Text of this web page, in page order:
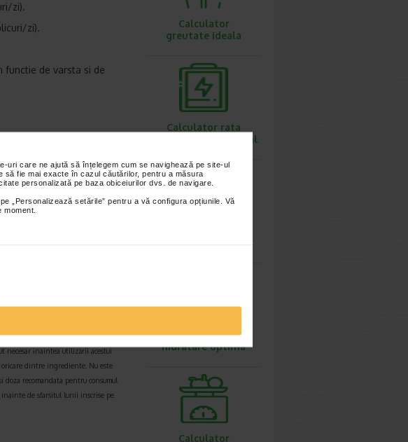
uri care ne ajută să înțelegem cum se navighează pe site-ul
fie mai exacte în cazul căutărilor, pentru a măsura
personalizată pe baza obiceiurilor dvs. de navigare.
„Personalizează setările” pentru a vă configura opțiunile. Vă
zi).
zi).
functie de varsta si de
sanatos.In cazul unor afectiuni
necesar inaintea utilizării acestui
oricare dintre ingrediente. Nu este
doza recomandata pentru consumul
inainte de sfarsitul lunii inscrise pe
Calculator
greutate ideala
Calculator rata
metabolismului bazal
Calculator
hidratare optima
Calculator